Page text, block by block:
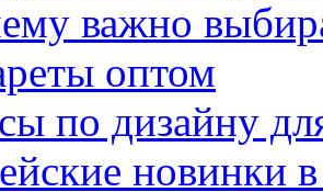
важно
оптом
по дизайну
новинки